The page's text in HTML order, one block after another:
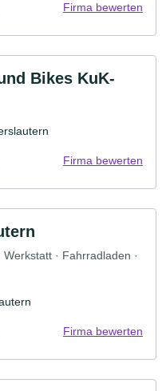
Firma bewerten
Bikes KuK-
Firma bewerten
· Fahrradladen ·
Firma bewerten